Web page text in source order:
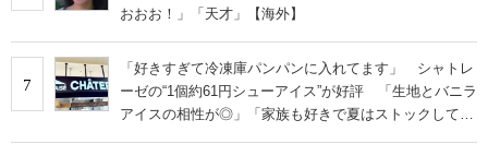
おおお！」「天才」【海外】
7
「好きすぎて冷凍庫パンパンに入れてます」 シャトレ
ーゼの“1個約61円シューアイス”が好評 「生地とバニラ
アイスの相性が◎」「家族も好きで夏はストックして